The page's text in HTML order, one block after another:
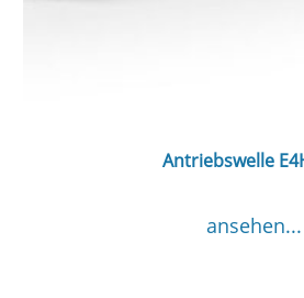
Antriebswelle
ansehen...